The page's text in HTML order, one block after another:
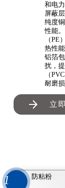
和电
屏蔽
纯度
性能
（
热性
铝箔
扰，
（
耐磨
立
1 防粘粉